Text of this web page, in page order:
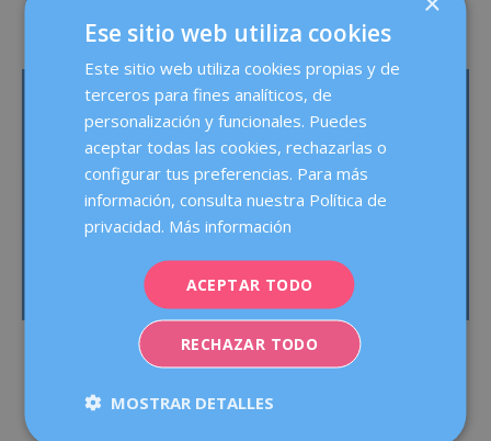
Ese sitio web utiliza cookies
Este sitio web utiliza cookies propias y de
terceros para fines analíticos, de
personalización y funcionales. Puedes
aceptar todas las cookies, rechazarlas o
configurar tus preferencias. Para más
información, consulta nuestra Política de
privacidad. Más información
ACEPTAR TODO
RECHAZAR TODO
MOSTRAR DETALLES